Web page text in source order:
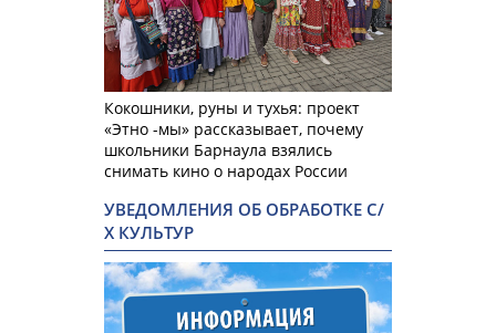
Кокошники, руны и тухья: проект
«Этно -мы» рассказывает, почему
школьники Барнаула взялись
снимать кино о народах России
УВЕДОМЛЕНИЯ ОБ ОБРАБОТКЕ С/
Х КУЛЬТУР